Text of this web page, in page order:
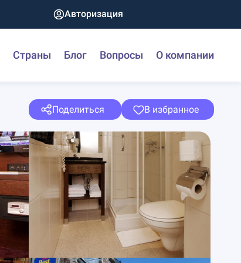
Авторизация
Страны Блог Вопросы О компании
Поделиться В избранное